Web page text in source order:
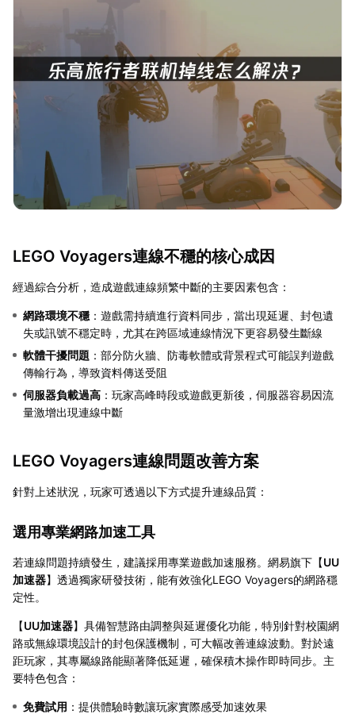
LEGO Voyagers連線不穩的核心成因
經過綜合分析，造成遊戲連線頻繁中斷的主要因素包含：
網路環境不穩 ：遊戲需持續進行資料同步，當出現延遲、封包遺
失或訊號不穩定時，尤其在跨區域連線情況下更容易發生斷線
軟體干擾問題 ：部分防火牆、防毒軟體或背景程式可能誤判遊戲
傳輸行為，導致資料傳送受阻
伺服器負載過高 ：玩家高峰時段或遊戲更新後，伺服器容易因流
量激增出現連線中斷
LEGO Voyagers連線問題改善方案
針對上述狀況，玩家可透過以下方式提升連線品質：
選用專業網路加速工具
若連線問題持續發生，建議採用專業遊戲加速服務。網易旗下【UU
加速器】透過獨家研發技術，能有效強化LEGO Voyagers的網路穩
定性。
【UU加速器】具備智慧路由調整與延遲優化功能，特別針對校園網
路或無線環境設計的封包保護機制，可大幅改善連線波動。對於遠
距玩家，其專屬線路能顯著降低延遲，確保積木操作即時同步。主
要特色包含：
免費試用 ：提供體驗時數讓玩家實際感受加速效果